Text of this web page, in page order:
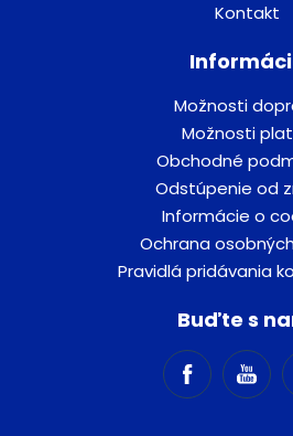
Kontakt
Možnosti
Možnosti
Obchodné
Odstúpenie od
Informácie o
Ochrana
Pravidlá pridávania
Buďte s